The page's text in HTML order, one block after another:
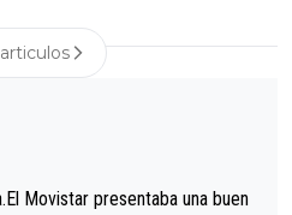
Movistar presentaba una buen